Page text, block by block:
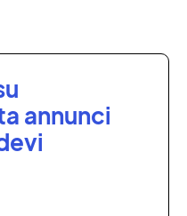
annunci